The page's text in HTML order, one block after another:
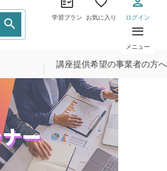
学習プラン お気に入り ログイン
メニュー
講座提供希望の事業者の方へ